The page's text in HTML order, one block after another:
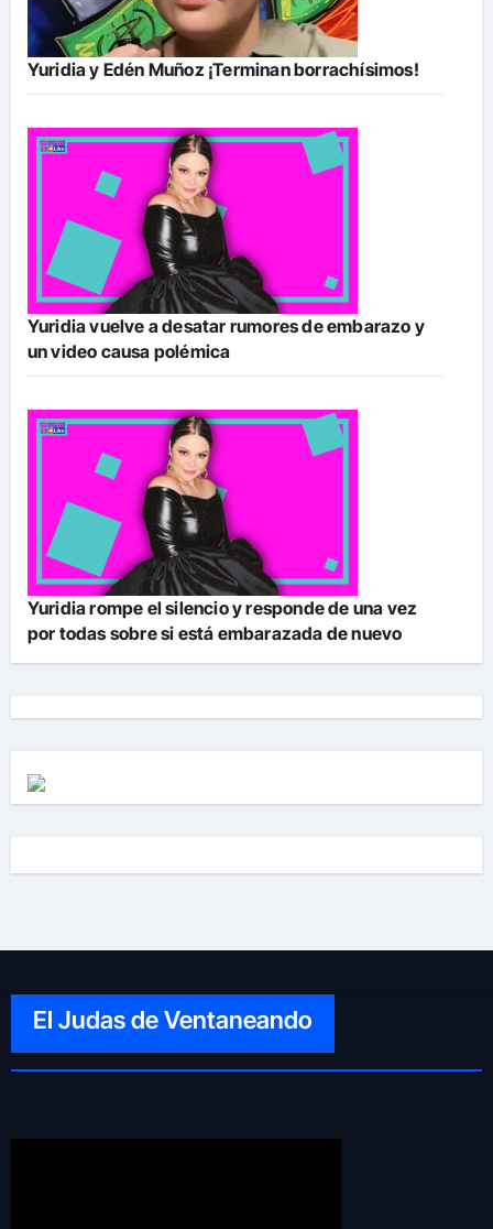
Yuridia y Edén Muñoz ¡Terminan borrachísimos!
Yuridia vuelve a desatar rumores de embarazo y
un video causa polémica
Yuridia rompe el silencio y responde de una vez
por todas sobre si está embarazada de nuevo
El Judas de Ventaneando